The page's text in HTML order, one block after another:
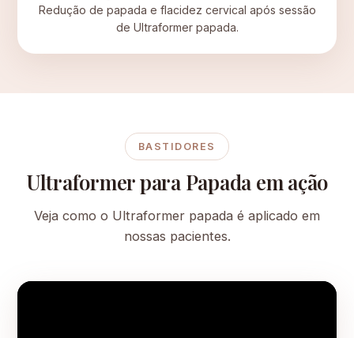
Redução de papada e flacidez cervical após sessão
de Ultraformer papada.
BASTIDORES
Ultraformer para Papada em ação
Veja como o Ultraformer papada é aplicado em
nossas pacientes.